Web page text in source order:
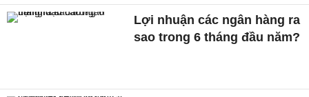
Lợi nhuận các ngân hàng ra
sao trong 6 tháng đầu năm?